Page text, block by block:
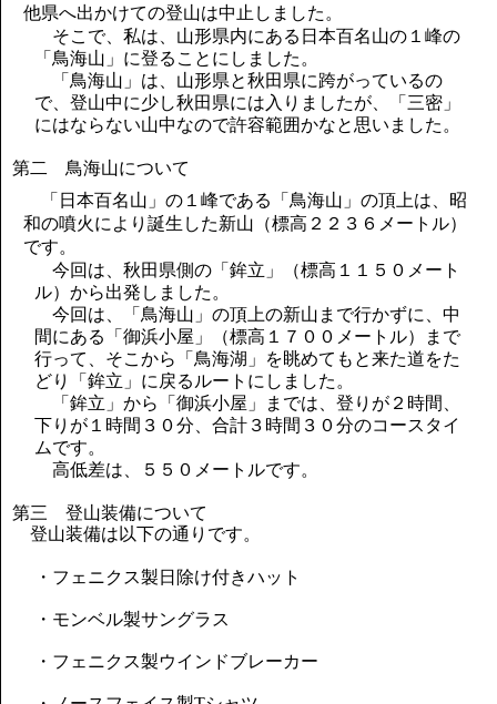
他県へ出かけての登山は中止しました。
そこで、私は、山形県内にある日本百名山の１峰の
「鳥海山」に登ることにしました。
「鳥海山」は、山形県と秋田県に跨がっているの
で、登山中に少し秋田県には入りましたが、「三密」
にはならない山中なので許容範囲かなと思いました。
第二 鳥海山について
「日本百名山」の１峰である「鳥海山」の頂上は、昭
和の噴火により誕生した新山（標高２２３６メートル）
です。
今回は、秋田県側の「鉾立」（標高１１５０メート
ル）から出発しました。
今回は、「鳥海山」の頂上の新山まで行かずに、中
間にある「御浜小屋」（標高１７００メートル）まで
行って、そこから「鳥海湖」を眺めてもと来た道をた
どり「鉾立」に戻るルートにしました。
「鉾立」から「御浜小屋」までは、登りが２時間、
下りが１時間３０分、合計３時間３０分のコースタイ
ムです。
高低差は、５５０メートルです。
第三 登山装備について
登山装備は以下の通りです。
・フェニクス製日除け付きハット
・モンベル製サングラス
・フェニクス製ウインドブレーカー